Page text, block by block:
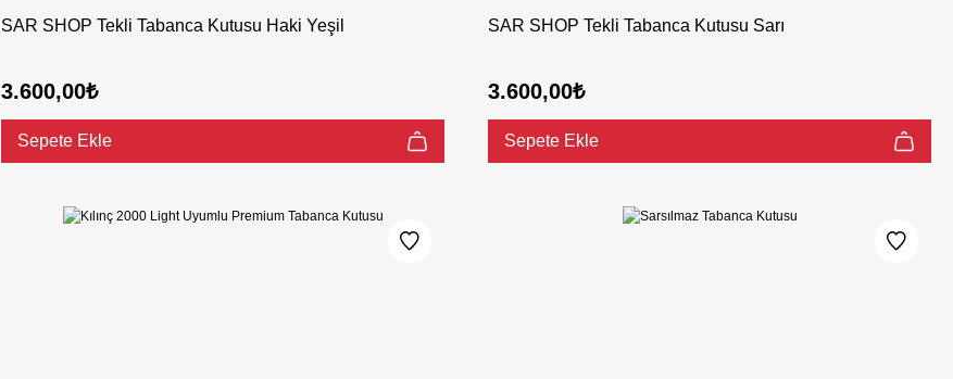
SAR SHOP Tekli Tabanca Kutusu Haki Yeşil
3.600,00₺
Sepete Ekle
SAR SHOP Tekli Tabanca Kutusu Sarı
3.600,00₺
Sepete Ekle